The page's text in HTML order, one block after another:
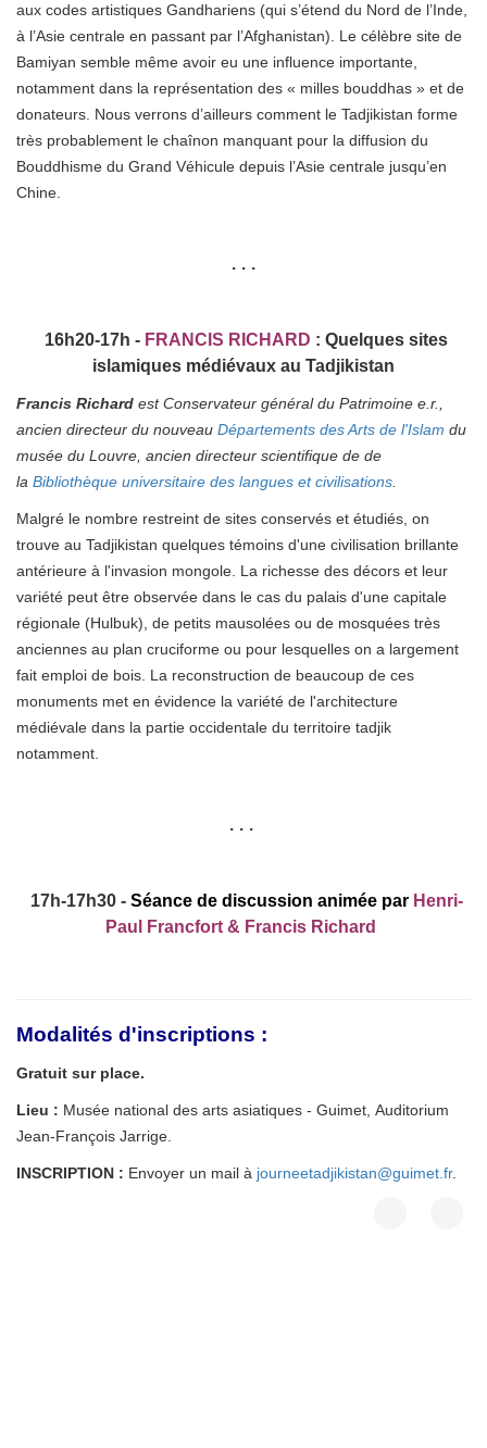
aux codes artistiques Gandhariens (qui s’étend du Nord de l’Inde,
à l’Asie centrale en passant par l’Afghanistan). Le célèbre site de
Bamiyan semble même avoir eu une influence importante,
notamment dans la représentation des « milles bouddhas » et de
donateurs. Nous verrons d’ailleurs comment le Tadjikistan forme
très probablement le chaînon manquant pour la diffusion du
Bouddhisme du Grand Véhicule depuis l’Asie centrale jusqu’en
Chine.
• • •
16h20-17h - FRANCIS RICHARD : Quelques sites
islamiques médiévaux au Tadjikistan
Francis Richard est Conservateur général du Patrimoine e.r.,
ancien directeur du nouveau Départements des Arts de l'Islam du
musée du Louvre, ancien directeur scientifique de de
la Bibliothèque universitaire des langues et civilisations
Malgré le nombre restreint de sites conservés et étudiés, on
trouve au Tadjikistan quelques témoins d'une civilisation brillante
antérieure à l'invasion mongole. La richesse des décors et leur
variété peut être observée dans le cas du palais d'une capitale
régionale (Hulbuk), de petits mausolées ou de mosquées très
anciennes au plan cruciforme ou pour lesquelles on a largement
fait emploi de bois. La reconstruction de beaucoup de ces
monuments met en évidence la variété de l'architecture
médiévale dans la partie occidentale du territoire tadjik
notamment.
• • •
17h-17h30 - Séance de discussion animée parHenri-
Paul Francfort & Francis Richard
Modalités d'inscriptions :
Gratuit sur place.
Lieu : Musée national des arts asiatiques - Guimet, Auditorium
Jean-François Jarrige.
INSCRIPTION : Envoyer un mail à journeetadjikistan@guimet.fr.